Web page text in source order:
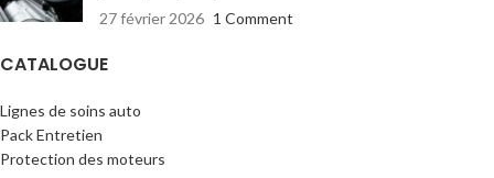
27 février 2026 1 Comment
CATALOGUE
Lignes de soins auto
Pack Entretien
Protection des moteurs